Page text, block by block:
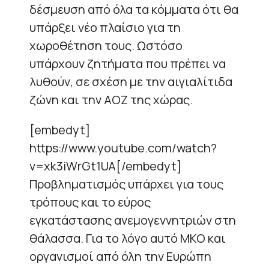
δέσμευση από όλα τα κόμματα ότι θα
υπάρξει νέο πλαίσιο για τη
χωροθέτηση τους. Ωστόσο
υπάρχουν ζητήματα που πρέπει να
λυθούν, σε σχέση με την αιγιαλίτιδα
ζώνη και την ΑΟΖ της χώρας.
[embedyt]
https://www.youtube.com/watch?
v=xk3iWrGt1UA[/embedyt]
Προβληματισμός υπάρχει για τους
τρόπους και το εύρος
εγκατάστασης ανεμογεννητριών στη
θάλασσα. Για το λόγο αυτό ΜΚΟ και
οργανισμοί από όλη την Ευρώπη